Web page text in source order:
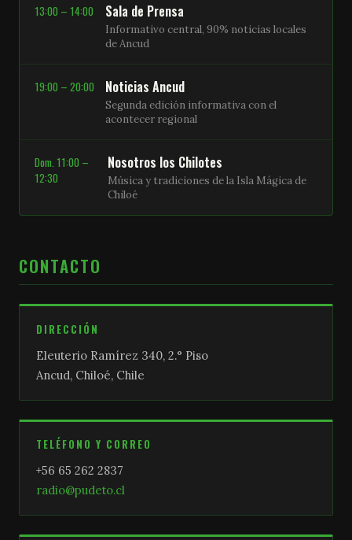
13:00 – 14:00 Sala de Prensa
Informativo central, 90% noticias locales
de Ancud
19:00 – 20:00 Noticias Ancud
Segunda edición informativa con el
acontecer regional
Dom. 11:00 –
12:30
Nosotros los Chilotes
Música y tradiciones de la Isla Mágica de
Chiloé
CONTACTO
DIRECCIÓN
Eleuterio Ramírez 340, 2.° Piso
Ancud, Chiloé, Chile
TELÉFONO Y CORREO
+56 65 262 2837
radio@pudeto.cl